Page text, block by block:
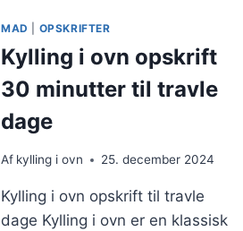
MAD OPSKRIFTER
Kylling i ovn opskrift
30 minutter til travle
dage
Af kylling i ovn 25. december 2024
Kylling i ovn opskrift til travle
dage Kylling i ovn er en klassisk